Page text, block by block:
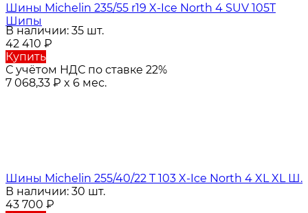
Шины Michelin 235/55 r19 X-Ice North 4 SUV 105T
Шипы
В наличии: 35 шт.
42 410 ₽
Купить
С учётом НДС по ставке 22%
7 068,33 ₽ x 6 мес.
Шины Michelin 255/40/22 T 103 X-Ice North 4 XL XL Ш.
В наличии: 30 шт.
43 700 ₽